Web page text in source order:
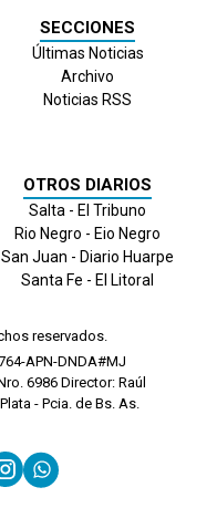
SECCIONES
Últimas Noticias
Archivo
Noticias RSS
OTROS DIARIOS
Salta - El Tribuno
Rio Negro - Eio Negro
San Juan - Diario Huarpe
Santa Fe - El Litoral
reservados.
APN-DNDA#MJ
6986 Director: Raúl
- Pcia. de Bs. As.